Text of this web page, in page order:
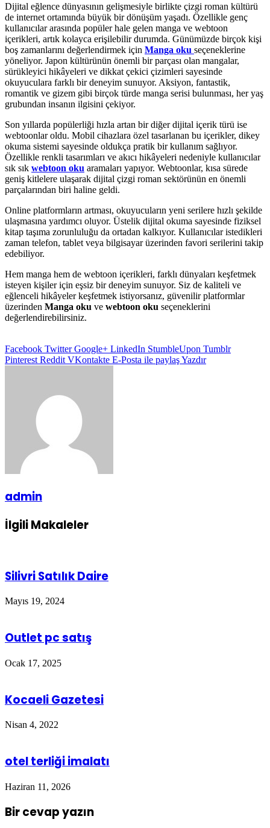
Dijital eğlence dünyasının gelişmesiyle birlikte çizgi roman kültürü
de internet ortamında büyük bir dönüşüm yaşadı. Özellikle genç
kullanıcılar arasında popüler hale gelen manga ve webtoon
içerikleri, artık kolayca erişilebilir durumda. Günümüzde birçok kişi
boş zamanlarını değerlendirmek için Manga oku seçeneklerine
yöneliyor. Japon kültürünün önemli bir parçası olan mangalar,
sürükleyici hikâyeleri ve dikkat çekici çizimleri sayesinde
okuyuculara farklı bir deneyim sunuyor. Aksiyon, fantastik,
romantik ve gizem gibi birçok türde manga serisi bulunması, her yaş
grubundan insanın ilgisini çekiyor.
Son yıllarda popülerliği hızla artan bir diğer dijital içerik türü ise
webtoonlar oldu. Mobil cihazlara özel tasarlanan bu içerikler, dikey
okuma sistemi sayesinde oldukça pratik bir kullanım sağlıyor.
Özellikle renkli tasarımları ve akıcı hikâyeleri nedeniyle kullanıcılar
sık sık webtoon oku aramaları yapıyor. Webtoonlar, kısa sürede
geniş kitlelere ulaşarak dijital çizgi roman sektörünün en önemli
parçalarından biri haline geldi.
Online platformların artması, okuyucuların yeni serilere hızlı şekilde
ulaşmasına yardımcı oluyor. Üstelik dijital okuma sayesinde fiziksel
kitap taşıma zorunluluğu da ortadan kalkıyor. Kullanıcılar istedikleri
zaman telefon, tablet veya bilgisayar üzerinden favori serilerini takip
edebiliyor.
Hem manga hem de webtoon içerikleri, farklı dünyaları keşfetmek
isteyen kişiler için eşsiz bir deneyim sunuyor. Siz de kaliteli ve
eğlenceli hikâyeler keşfetmek istiyorsanız, güvenilir platformlar
üzerinden Manga oku ve webtoon oku seçeneklerini
değerlendirebilirsiniz.
Facebook Twitter Google+ LinkedIn StumbleUpon Tumblr
Pinterest Reddit VKontakte E-Posta ile paylaşYazdır
admin
İlgili Makaleler
Silivri Satılık Daire
Mayıs 19, 2024
Outlet pc satış
Ocak 17, 2025
Kocaeli Gazetesi
Nisan 4, 2022
otel terliği imalatı
Haziran 11, 2026
Bir cevap yazın